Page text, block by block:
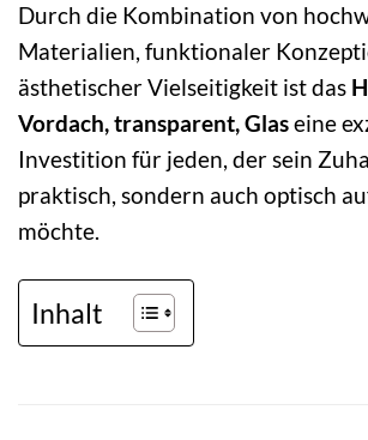
Durch die Kombination von
Materialien, funktionaler
ästhetischer Vielseitigkeit ist das
Vordach, transparent, Glaseine
Investition für jeden, der sein
praktisch, sondern auch optisch
möchte.
Inhalt